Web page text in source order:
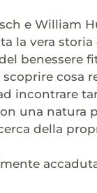
e William
la vera
benessere
cosa
incontrare
una natura
della